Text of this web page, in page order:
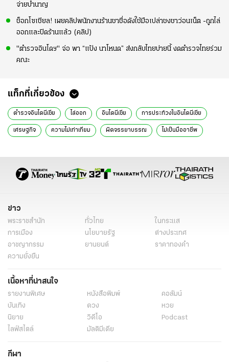
จ่ายบำนาญ
ช็อกโซเชียล! เผยคลิปพนักงานร้านชาชื่อดังใช้มือเปล่าชงชาว่อนเน็ต -ถูกไล่
ออกและปิดร้านแล้ว (คลิป)
"ตำรวจอินโดฯ" จ่อ พา “แป้ง นาโหนด” ส่งกลับไทยบ่ายนี้ งดตำรวจไทยร่วม
คณะ
แท็กที่เกี่ยวข้อง
ตำรวจอินโดนีเซีย ไล่ออก อินโดนีเซีย การประท้วงในอินโดนีเซีย
เศรษฐกิจ ความไม่เท่าเทียม ผิดจรรยาบรรณ ไม่เป็นมืออาชีพ
ข่าววันนี้
ข่าว
พระราชสำนัก ทั่วไทย
ในกระแส
การเมือง
นโยบายรัฐ
ต่างประเทศ
อาชญากรรม
ยานยนต์
ราคาทองคำ
ความยั่งยืน
เนื้อหาที่น่าสนใจ
รายงานพิเศษ หนังสือพิมพ์
คอลัมน์
บันเทิง
ดวง
หวย
นิยาย
วิดีโอ
Podcast
ไลฟ์สไตล์
มัลติมีเดีย
กีฬา